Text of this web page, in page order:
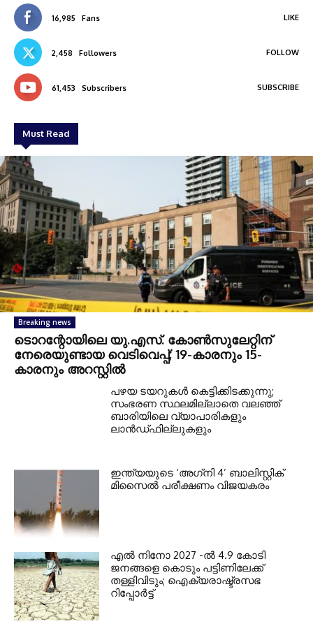
16,985 Fans LIKE
2,458 Followers FOLLOW
61,453 Subscribers SUBSCRIBE
Must Read
Breaking news
ടൊറന്റോയിലെ യു.എസ്. കോൺസുലേറ്റിന്
നേരെയുണ്ടായ വെടിവെപ്പ്; 19-കാരനും 15-
കാരനും അറസ്റ്റിൽ
പഴയ ടയറുകള്‍ കെട്ടിക്കിടക്കുന്നു;
സംഭരണ സ്ഥലമില്ലാതെ വലഞ്ഞ്
ബാരിയിലെ വ്യാപാരികളും
ലാന്‍ഡ്ഫില്ലുകളും
ഇന്ത്യയുടെ ‘അഗ്‌നി 4’ ബാലിസ്റ്റിക്
മിസൈല്‍ പരീക്ഷണം വിജയകരം
എല്‍ നിനോ 2027 -ല്‍ 4.9 കോടി
ജനങ്ങളെ കൊടും പട്ടിണിലേക്ക്
തള്ളിവിടും; ഐക്യരാഷ്ട്രസഭ
റിപ്പോര്‍ട്ട്